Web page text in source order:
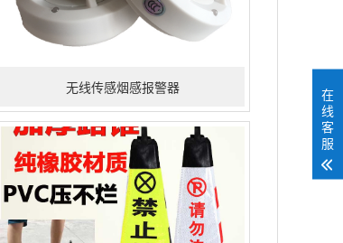
无线传感烟感报警器
在
线
客
服